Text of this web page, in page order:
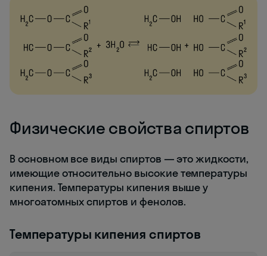
Физические свойства спиртов
В основном все виды спиртов — это жидкости,
имеющие относительно высокие температуры
кипения. Температуры кипения выше у
многоатомных спиртов и фенолов.
Температуры кипения спиртов